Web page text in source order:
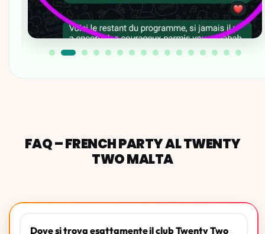
FAQ – FRENCH PARTY AL TWENTY
TWO MALTA
Dove si trova esattamente il club Twenty Two